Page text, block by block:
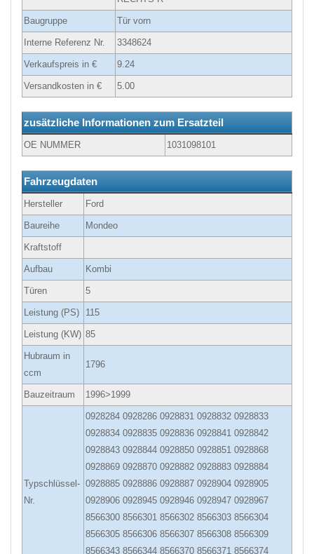
Baugruppe Tür vorn
Interne Referenz Nr. 3348624
Verkaufspreis in € 9.24
Versandkosten in € 5.00
zusätzliche Informationen zum Ersatzteil
OE NUMMER 1031098101
Fahrzeugdaten
Hersteller Ford
Baureihe Mondeo
Kraftstoff
Aufbau Kombi
Türen 5
Leistung (PS) 115
Leistung (KW) 85
Hubraum in
ccm
1796
Bauzeitraum 1996>1999
Typschlüssel-
Nr.
0928284 0928286 0928831 0928832 0928833
0928834 0928835 0928836 0928841 0928842
0928843 0928844 0928850 0928851 0928868
0928869 0928870 0928882 0928883 0928884
0928885 0928886 0928887 0928904 0928905
0928906 0928945 0928946 0928947 0928967
8566300 8566301 8566302 8566303 8566304
8566305 8566306 8566307 8566308 8566309
8566343 8566344 8566370 8566371 8566374